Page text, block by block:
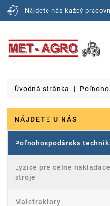
Nájdete nás každý
Úvodná stránka
NÁJDETE U NÁS
Poľnohospodárska
Lyžice pre čelné
stroje
Malotraktory